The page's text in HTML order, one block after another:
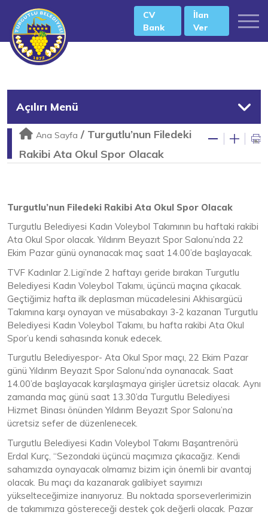
CV
Bank
İlan
Ver
Açılırı Menü
Ana Sayfa / Turgutlu’nun Filedeki
Rakibi Ata Okul Spor Olacak
Turgutlu’nun Filedeki Rakibi Ata Okul Spor Olacak
Turgutlu Belediyesi Kadın Voleybol Takımının bu haftaki rakibi
Ata Okul Spor olacak. Yıldırım Beyazıt Spor Salonu’nda 22
Ekim Pazar günü oynanacak maç saat 14.00’de başlayacak.
TVF Kadınlar 2.Ligi’nde 2 haftayı geride bırakan Turgutlu
Belediyesi Kadın Voleybol Takımı, üçüncü maçına çıkacak.
Geçtiğimiz hafta ilk deplasman mücadelesini Akhisargücü
Takımına karşı oynayan ve müsabakayı 3-2 kazanan Turgutlu
Belediyesi Kadın Voleybol Takımı, bu hafta rakibi Ata Okul
Spor’u kendi sahasında konuk edecek.
Turgutlu Belediyespor- Ata Okul Spor maçı, 22 Ekim Pazar
günü Yıldırım Beyazıt Spor Salonu’nda oynanacak. Saat
14.00’de başlayacak karşılaşmaya girişler ücretsiz olacak. Aynı
zamanda maç günü saat 13.30’da Turgutlu Belediyesi
Hizmet Binası önünden Yıldırım Beyazıt Spor Salonu’na
ücretsiz sefer de düzenlenecek.
Turgutlu Belediyesi Kadın Voleybol Takımı Başantrenörü
Erdal Kurç, “Sezondaki üçüncü maçımıza çıkacağız. Kendi
sahamızda oynayacak olmamız bizim için önemli bir avantaj
olacak. Bu maçı da kazanarak galibiyet sayımızı
yükselteceğimize inanıyoruz. Bu noktada sporseverlerimizin
de takımımıza göstereceği destek çok değerli olacak. Pazar